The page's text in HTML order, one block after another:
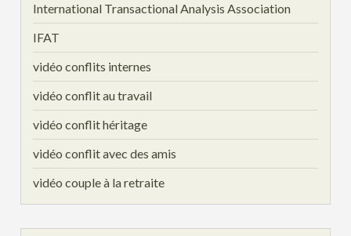
International Transactional Analysis Association
IFAT
vidéo conflits internes
vidéo conflit au travail
vidéo conflit héritage
vidéo conflit avec des amis
vidéo couple à la retraite